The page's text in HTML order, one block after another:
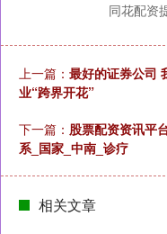
同花配资
上一篇： 最好的证券公司
业“跨界开花”
下一篇： 股票配资资讯平
系_国家_中南_诊疗
相关文章